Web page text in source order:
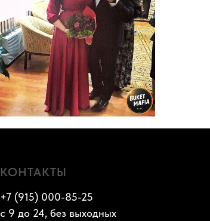
КОНТАКТЫ
+7 (915) 000-85-25
с 9 до 24, без выходных